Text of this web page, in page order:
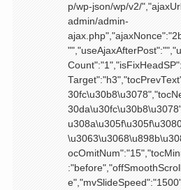
p/wp-json/wp/v2/
admin/admin-